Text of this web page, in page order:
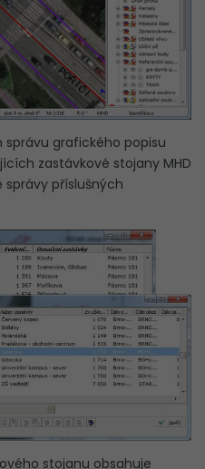
grafického popisu
zastávkové stojany MHD
příslušných
stojanu obsahuje